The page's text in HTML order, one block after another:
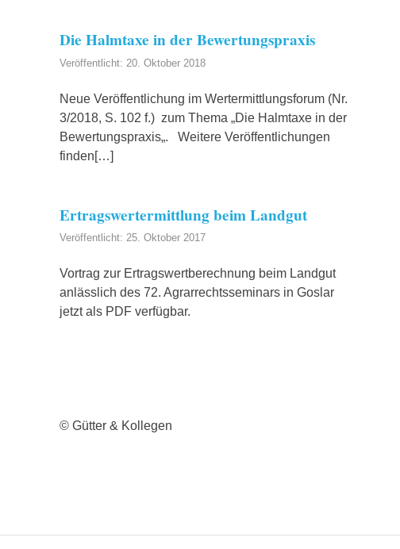
Die Halmtaxe in der Bewertungspraxis
Veröffentlicht: 20. Oktober 2018
Neue Veröffentlichung im Wertermittlungsforum (Nr.
3/2018, S. 102 f.) zum Thema „Die Halmtaxe in der
Bewertungspraxis„. Weitere Veröffentlichungen
finden[…]
Ertragswertermittlung beim Landgut
Veröffentlicht: 25. Oktober 2017
Vortrag zur Ertragswertberechnung beim Landgut
anlässlich des 72. Agrarrechtsseminars in Goslar
jetzt als PDF verfügbar.
© Gütter & Kollegen